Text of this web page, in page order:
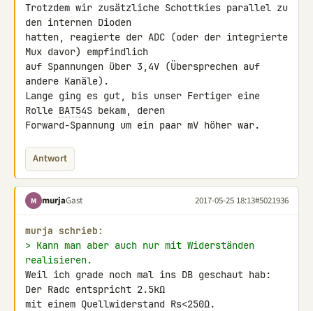
Trotzdem wir zusätzliche Schottkies parallel zu
den internen Dioden
hatten, reagierte der ADC (oder der integrierte
Mux davor) empfindlich
auf Spannungen über 3,4V (Übersprechen auf
andere Kanäle).
Lange ging es gut, bis unser Fertiger eine
Rolle BAT54S bekam, deren
Forward-Spannung um ein paar mV höher war.
Antwort
M murjaGast 2017-05-25 18:13#5021936
murja schrieb:
> Kann man aber auch nur mit Widerständen
realisieren.
Weil ich grade noch mal ins DB geschaut hab:
Der Radc entspricht 2.5kΩ
mit einem Quellwiderstand Rs<250Ω.